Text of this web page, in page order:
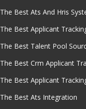
The Best Ats And Hris
The Best Applicant
The Best Talent Pool
The Best Crm Applicant
The Best Applicant
The Best Ats Integration